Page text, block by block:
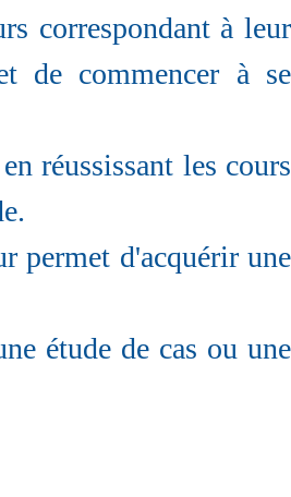
correspondant à leur
de commencer à se
réussissant les cours
permet d'acquérir une
étude de cas ou une